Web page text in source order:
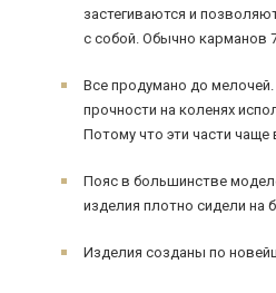
застегиваются и
с собой. Обычно карманов
Все продумано до
прочности на коленях
Потому что эти части чаще
Пояс в большинстве
изделия плотно сидели на
Изделия созданы по